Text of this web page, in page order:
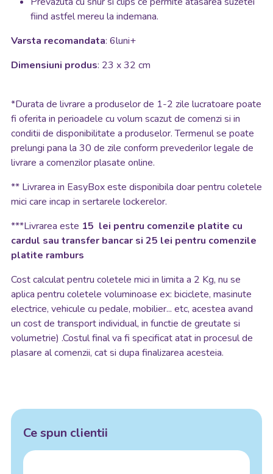
fiind astfel mereu la indemana.
Varsta recomandata: 6luni+
Dimensiuni produs: 23 x 32 cm
*Durata de livrare a produselor de 1-2 zile lucratoare poate
fi oferita in perioadele cu volum scazut de comenzi si in
conditii de disponibilitate a produselor. Termenul se poate
prelungi pana la 30 de zile conform prevederilor legale de
livrare a comenzilor plasate online.
** Livrarea in EasyBox este disponibila doar pentru coletele
mici care incap in sertarele lockerelor.
***Livrarea este 15 lei pentru comenzile platite cu
cardul sau transfer bancar si 25 lei pentru comenzile
platite ramburs
Cost calculat pentru coletele mici in limita a 2 Kg, nu se
aplica pentru coletele voluminoase ex: biciclete, masinute
electrice, vehicule cu pedale, mobilier... etc, acestea avand
un cost de transport individual, in functie de greutate si
volumetrie) .Costul final va fi specificat atat in procesul de
plasare al comenzii, cat si dupa finalizarea acesteia.
Ce spun clientii